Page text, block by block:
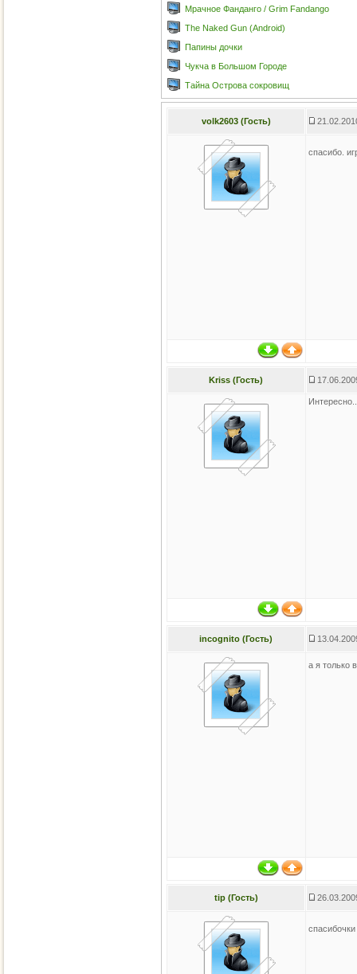
Мрачное Фанданго / Grim Fandango
The Naked Gun (Android)
Папины дочки
Чукча в Большом Городе
Тайна Острова сокровищ
volk2603 (Гость)
спасибо.
Kriss (Гость)
incognito (Гость)
а я только
tip (Гость)
спасибочки